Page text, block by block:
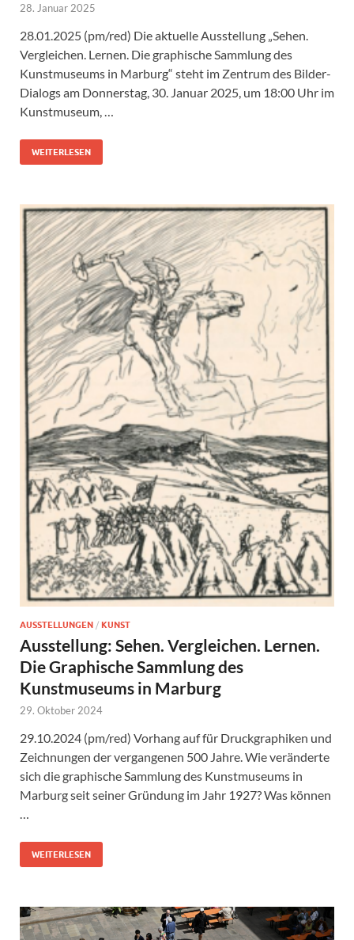
28. Januar 2025
28.01.2025 (pm/red) Die aktuelle Ausstellung „Sehen.
Vergleichen. Lernen. Die graphische Sammlung des
Kunstmuseums in Marburg“ steht im Zentrum des Bilder-
Dialogs am Donnerstag, 30. Januar 2025, um 18:00 Uhr im
Kunstmuseum, …
WEITERLESEN
AUSSTELLUNGEN / KUNST
Ausstellung: Sehen. Vergleichen. Lernen.
Die Graphische Sammlung des
Kunstmuseums in Marburg
29. Oktober 2024
29.10.2024 (pm/red) Vorhang auf für Druckgraphiken und
Zeichnungen der vergangenen 500 Jahre. Wie veränderte
sich die graphische Sammlung des Kunstmuseums in
Marburg seit seiner Gründung im Jahr 1927? Was können
…
WEITERLESEN